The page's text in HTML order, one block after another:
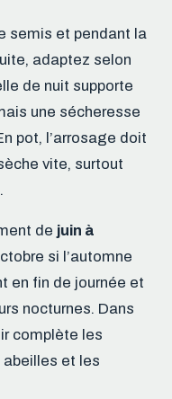
semis et pendant la
adaptez selon
de nuit supporte
une sécheresse
pot, l’arrosage doit
vite, surtout
de juin à
si l’automne
en fin de journée et
nocturnes. Dans
complète les
et les